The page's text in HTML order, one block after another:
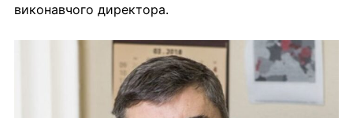
виконавчого директора.